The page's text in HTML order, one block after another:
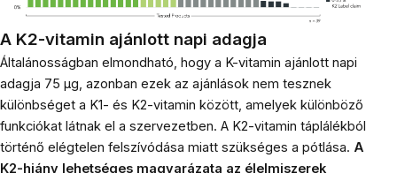
A K2-vitamin ajánlott napi adagja
Általánosságban elmondható, hogy a K-vitamin ajánlott napi
adagja 75 µg, azonban ezek az ajánlások nem tesznek
különbséget a K1- és K2-vitamin között, amelyek különböző
funkciókat látnak el a szervezetben. A K2-vitamin táplálékból
történő elégtelen felszívódása miatt szükséges a pótlása. A
K2-hiány lehetséges magyarázata az élelmiszerek